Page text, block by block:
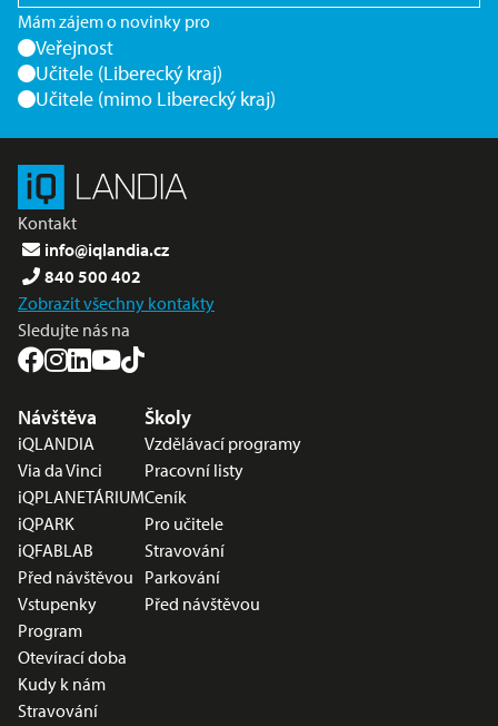
Mám zájem o novinky pro
Veřejnost
Učitele (Liberecký kraj)
Učitele (mimo Liberecký kraj)
Kontakt
info@iqlandia.cz
840 500 402
Zobrazit všechny kontakty
Sledujte nás na
Nabídka v zápatí
Návštěva
iQLANDIA
Via da Vinci
iQPLANETÁRIUM
iQPARK
iQFABLAB
Před návštěvou
Vstupenky
Program
Otevírací doba
Kudy k nám
Stravování
Školy
Vzdělávací programy
Pracovní listy
Ceník
Pro učitele
Stravování
Parkování
Před návštěvou